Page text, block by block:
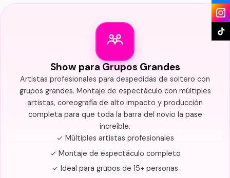
Show para Grupos Grandes
Artistas profesionales para despedidas de soltero con
grupos grandes. Montaje de espectáculo con múltiples
artistas, coreografía de alto impacto y producción
completa para que toda la barra del novio la pase
increíble.
✓ Múltiples artistas profesionales
✓ Montaje de espectáculo completo
✓ Ideal para grupos de 15+ personas